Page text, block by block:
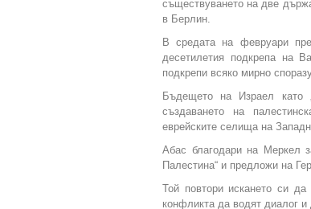
съществуването на две
в Берлин.
В средата на февруари
десетилетия подкрепа на
подкрепи всяко мирно
Бъдещето на Израел като
създаването на
еврейските селища на
Абас благодари на Меркел
Палестина“ и предложи на
Той повтори искането си
конфликта да водят диалог и